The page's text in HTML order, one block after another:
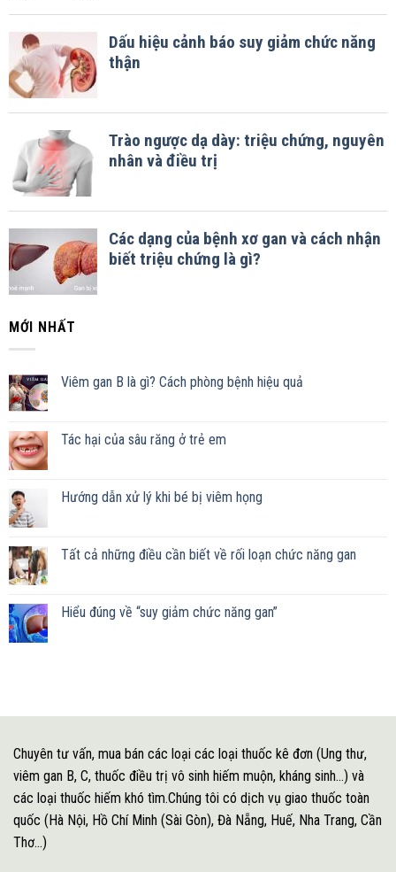
MỚI NHẤT
Viêm gan B là gì? Cách phòng bệnh hiệu quả
Tác hại của sâu răng ở trẻ em
Hướng dẫn xử lý khi bé bị viêm họng
Tất cả những điều cần biết về rối loạn chức năng gan
Hiểu đúng về “suy giảm chức năng gan”
Chuyên tư vấn, mua bán các loại các loại thuốc kê đơn (Ung thư,
viêm gan B, C, thuốc điều trị vô sinh hiếm muộn, kháng sinh...) và
các loại thuốc hiếm khó tìm.Chúng tôi có dịch vụ giao thuốc toàn
quốc (Hà Nội, Hồ Chí Minh (Sài Gòn), Đà Nẵng, Huế, Nha Trang, Cần
Thơ...)